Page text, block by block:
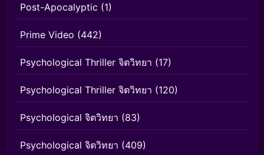
Post-Apocalyptic (1)
Prime Video (442)
Psychological Thriller จิตวิทยา (17)
Psychological Thriller จิตวิทยา (120)
Psychological จิตวิทยา (83)
Psychological จิตวิทยา (409)